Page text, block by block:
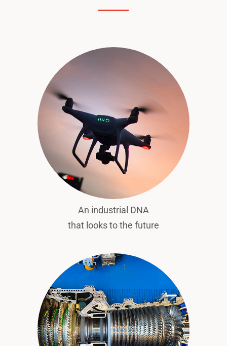
An industrial DNA
that looks to the future